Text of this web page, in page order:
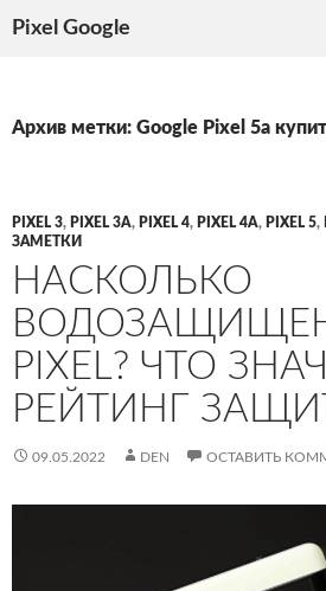
Pixel Google
Архив метки: Google Pixel 5a
PIXEL 3, PIXEL 3A, PIXEL 4, PIXEL 4A, PIXEL 5,
ЗАМЕТКИ
НАСКОЛЬКО
ВОДОЗАЩИЩЕН
PIXEL? ЧТО
РЕЙТИНГ
09.05.2022 DEN ОСТАВИТЬ